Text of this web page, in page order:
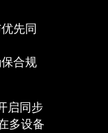
先同
合规
启同步
多设备